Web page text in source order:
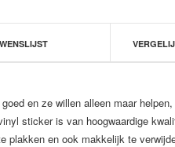
en ze willen alleen maar
sticker is van hoogwaardige
plakken en ook makkelijk te